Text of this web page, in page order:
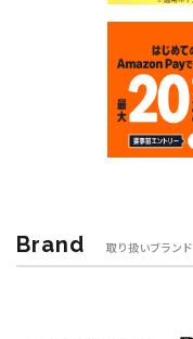
Brand 取り扱いブランド